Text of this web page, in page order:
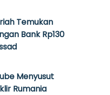
Temukan
Bank Rp130
Menyusut
Rumania